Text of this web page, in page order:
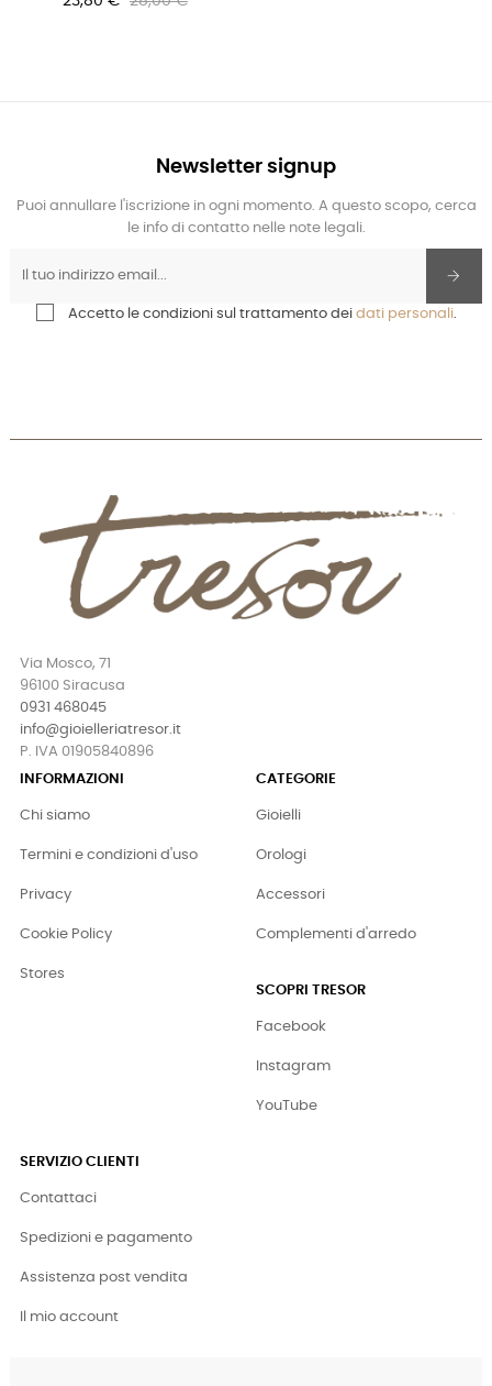
Newsletter signup
Puoi annullare l'iscrizione in ogni momento. A questo scopo, cerca
le info di contatto nelle note legali.
Accetto le condizioni sul trattamento dei dati personali.
Via Mosco, 71
96100 Siracusa
0931 468045
info@gioielleriatresor.it
P. IVA 01905840896
INFORMAZIONI
Chi siamo
Termini e condizioni d'uso
Privacy
Cookie Policy
Stores
CATEGORIE
Gioielli
Orologi
Accessori
Complementi d'arredo
SCOPRI TRESOR
Facebook
Instagram
YouTube
SERVIZIO CLIENTI
Contattaci
Spedizioni e pagamento
Assistenza post vendita
Il mio account